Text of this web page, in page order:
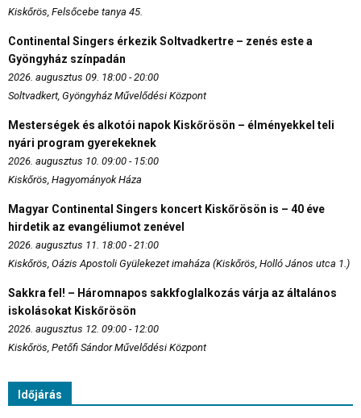
Kiskőrös, Felsőcebe tanya 45.
Continental Singers érkezik Soltvadkertre – zenés este a
Gyöngyház színpadán
2026. augusztus 09. 18:00 - 20:00
Soltvadkert, Gyöngyház Művelődési Központ
Mesterségek és alkotói napok Kiskőrösön – élményekkel teli
nyári program gyerekeknek
2026. augusztus 10. 09:00 - 15:00
Kiskőrös, Hagyományok Háza
Magyar Continental Singers koncert Kiskőrösön is – 40 éve
hirdetik az evangéliumot zenével
2026. augusztus 11. 18:00 - 21:00
Kiskőrös, Oázis Apostoli Gyülekezet imaháza (Kiskőrös, Holló János utca 1.)
Sakkra fel! – Háromnapos sakkfoglalkozás várja az általános
iskolásokat Kiskőrösön
2026. augusztus 12. 09:00 - 12:00
Kiskőrös, Petőfi Sándor Művelődési Központ
Időjárás